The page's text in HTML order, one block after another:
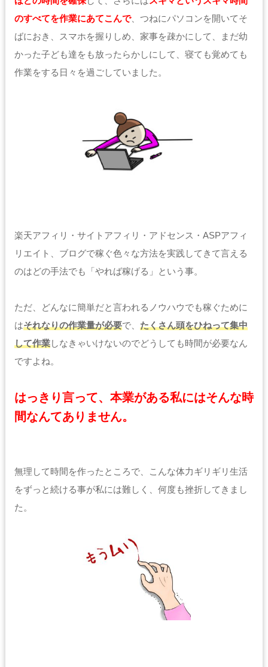
のすべてを作業にあてこんで、つねにパソコンを開いてそ
ばにおき、スマホを握りしめ、家事を疎かにして、まだ幼
かった子ども達をも放ったらかしにして、寝ても覚めても
作業をする日々を過ごしていました。
楽天アフィリ・サイトアフィリ・アドセンス・ASPアフィ
リエイト、ブログで稼ぐ色々な方法を実践してきて言える
のはどの手法でも「やれば稼げる」という事。
ただ、どんなに簡単だと言われるノウハウでも稼ぐために
はそれなりの作業量が必要で、 たくさん頭をひねって集中
して作業しなきゃいけないのでどうしても時間が必要なん
ですよね。
はっきり言って、本業がある私にはそんな時
間なんてありません。
無理して時間を作ったところで、こんな体力ギリギリ生活
をずっと続ける事が私には難しく、何度も挫折してきまし
た。